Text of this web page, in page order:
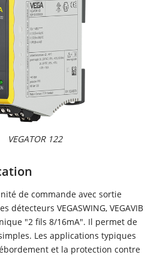
VEGATOR 122
de commande avec sortie
VEGASWING, VEGAVIB
"2 fils 8/16mA". Il permet de
Les applications typiques
et la protection contre